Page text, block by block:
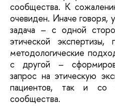
сообщества. К
очевиден. Иначе говоря,
задача – с одной
этической экспертизы,
методологические
с другой –
запрос на этическую
пациентов, так и со
сообщества.